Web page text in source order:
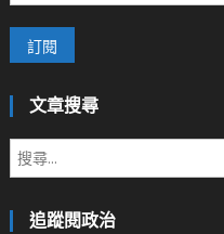
文章搜尋
追蹤閱政治